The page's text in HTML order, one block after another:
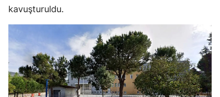
kavuşturuldu.